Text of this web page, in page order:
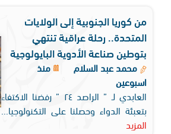
من كوريا الجنوبية إلى الولايات
المتحدة.. رحلة عراقية تنتهي
بتوطين صناعة الأدوية البايولوجية
محمد عبد السلام
منذ
اسبوعين
العابدي لـ ” الراصد ٢٤ ” رفضنا الاكتفاء
بتعبئة الدواء وحصلنا على التكنولوجيا...
المزيد